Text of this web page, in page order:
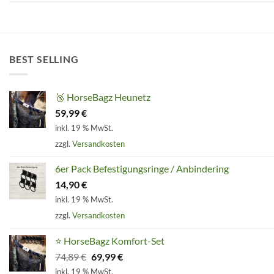
BEST SELLING
🥉 HorseBagz Heunetz
59,99€
inkl. 19 % MwSt.
zzgl. Versandkosten
6er Pack Befestigungsringe / Anbindering
14,90€
inkl. 19 % MwSt.
zzgl. Versandkosten
⭐ HorseBagz Komfort-Set
74,89€ Ursprünglicher
Preis
69,99€Aktueller
inkl. 19 % MwSt.